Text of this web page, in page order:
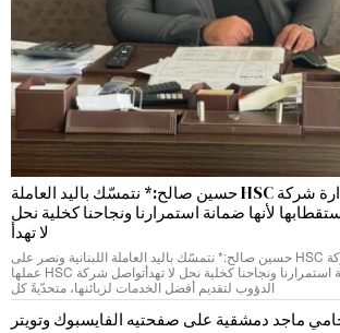
رئيس مجلس إدارة شركة HSC حسين صالح:* نتمسّك باليد العاملة
لأنها ضمانة استمرارنا ونجاحنا كخلية نحل
لا تهدأ
*رئيس مجلس إدارة شركة HSC حسين صالح:* نتمسّك باليد العاملة اللبنانية ونصر على
استقطابها لأنها ضمانة استمرارنا ونجاحنا كخلية نحل لا تهدأتواصل شركة HSC عملها
الدؤوب لتقديم أفضل الخدمات لزبائنها، متحدّيةً كل
ماجد دمشقية على صفحتيه الفايسبوك وتويتر